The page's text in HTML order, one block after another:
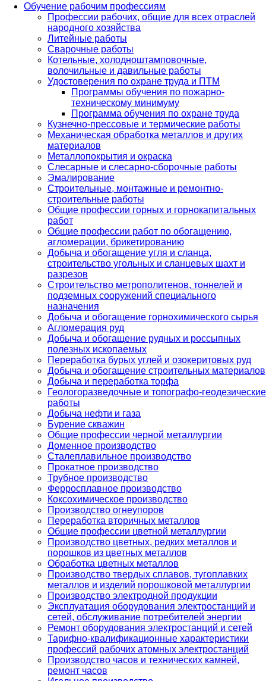
Обучение рабочим профессиям
Профессии рабочих, общие для всех отраслей
народного хозяйства
Литейные работы
Сварочные работы
Котельные, холодноштамповочные,
волочильные и давильные работы
Удостоверения по охране труда и ПТМ
Программы обучения по пожарно-
техническому минимуму
Программа обучения по охране труда
Кузнечно-прессовые и термические работы
Механическая обработка металлов и других
материалов
Металлопокрытия и окраска
Слесарные и слесарно-сборочные работы
Эмалирование
Строительные, монтажные и ремонтно-
строительные работы
Общие профессии горных и горнокапитальных
работ
Общие профессии работ по обогащению,
агломерации, брикетированию
Добыча и обогащение угля и сланца,
строительство угольных и сланцевых шахт и
разрезов
Строительство метрополитенов, тоннелей и
подземных сооружений специального
назначения
Добыча и обогащение горнохимического сырья
Агломерация руд
Добыча и обогащение рудных и россыпных
полезных ископаемых
Переработка бурых углей и озокеритовых руд
Добыча и обогащение строительных материалов
Добыча и переработка торфа
Геологоразведочные и топографо-геодезические
работы
Добыча нефти и газа
Бурение скважин
Общие профессии черной металлургии
Доменное производство
Сталеплавильное производство
Прокатное производство
Трубное производство
Ферросплавное производство
Коксохимическое производство
Производство огнеупоров
Переработка вторичных металлов
Общие профессии цветной металлургии
Производство цветных, редких металлов и
порошков из цветных металлов
Обработка цветных металлов
Производство твердых сплавов, тугоплавких
металлов и изделий порошковой металлургии
Производство электродной продукции
Эксплуатация оборудования электростанций и
сетей, обслуживание потребителей энергии
Ремонт оборудования электростанций и сетей
Тарифно-квалификационные характеристики
профессий рабочих атомных электростанций
Производство часов и технических камней,
ремонт часов